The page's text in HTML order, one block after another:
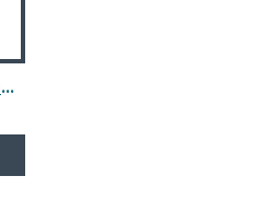
Муфта переходная Gebo (246-22V) 3/4 ВР(г) х 1/2 НР(ш) чугунная оцинкованная